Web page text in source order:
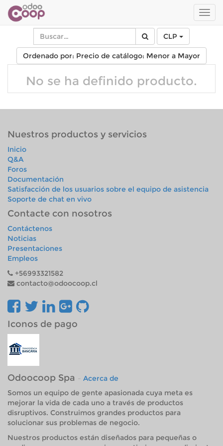
de
CLP
Ordenado por: Precio de catálogo: Menor a Mayor
No se ha definido producto.
Nuestros productos y servicios
Inicio
Q&A
Foros
Documentación
Satisfacción de los usuarios sobre el equipo de asistencia
Soporte de chat en vivo
Contacte con nosotros
Contáctenos
Noticias
Presentaciones
Empleos
+56993321582
contacto@odoocoop.cl
Iconos de pago
Odoocoop Spa Acerca de
Somos un equipo de gente apasionada cuya meta es
mejorar la vida de cada uno a través de productos
disruptivos. Construimos grandes productos para
solucionar sus problemas de negocio.
Nuestros productos están diseñados para pequeñas o